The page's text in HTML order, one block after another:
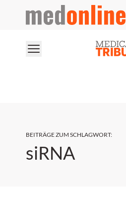
medonline
BEITRÄGE ZUM SCHLAGWORT:
siRNA